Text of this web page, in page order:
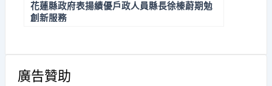
花蓮縣政府表揚績優戶政人員縣長徐榛蔚期勉
創新服務
廣告贊助